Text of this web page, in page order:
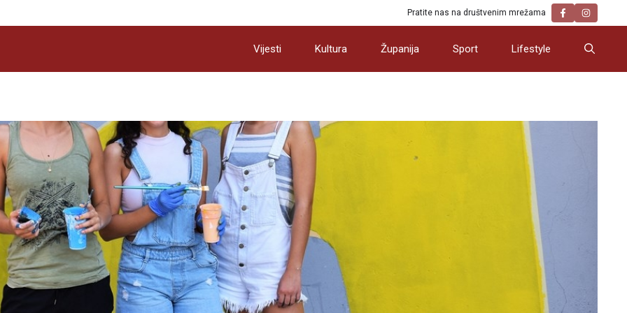
Pratite nas na društvenim mrežama
Vijesti Kultura Županija Sport Lifestyle